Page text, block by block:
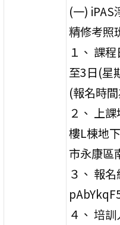
(一)
精修考照
１、 課
至3日(星
(報名時
２、 上
樓L棟地
市永康區
３、 報
４、 培